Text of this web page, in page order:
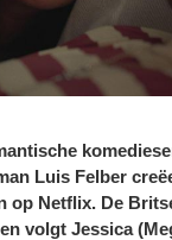
Luis Felber
op Netflix. De
volgt Jessica